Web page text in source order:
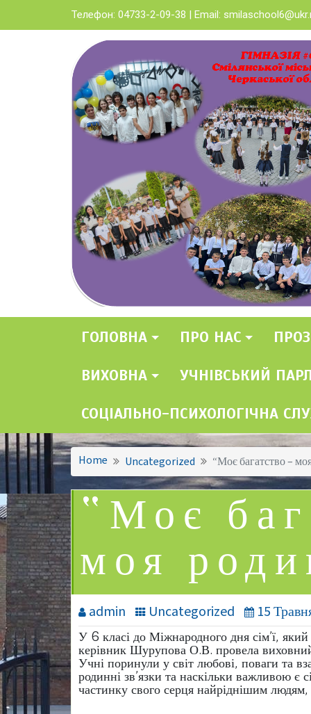
to
Телефон: 04733-2-09-38 | Email:
ГОЛОВНА ПРО НАС
ВИХОВНА УЧНІВСЬКИЙ
СОЦІАЛЬНО-ПСИХОЛОГІЧНА
Home Uncategorized “Моє багатство –
“Моє
моя
admin Uncategorized 15
У 6 класі до Міжнародного дня сім’ї,
керівник Шурупова О.В. провела
Учні поринули у світ любові, поваги та
родинні зв’язки та наскільки важливою є
частинку свого серця найріднішим